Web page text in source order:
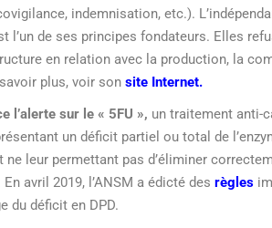
indemnisation, etc.).
l’un de ses principes fondateurs. Elles
en relation avec la production, la
plus, voir son site Internet.
l’alerte sur le « 5FU », un traitement anti-
un déficit partiel ou total de
ne leur permettant pas d’éliminer
avril 2019, l’ANSM a édicté des règles
du déficit en DPD.